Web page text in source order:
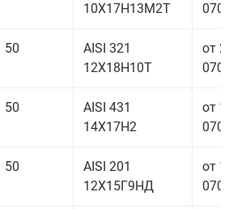
10Х17Н13М2Т
50
AISI 321
12Х18Н10Т
от
50
AISI 431
14Х17Н2
от
50
AISI 201
12Х15Г9НД
от